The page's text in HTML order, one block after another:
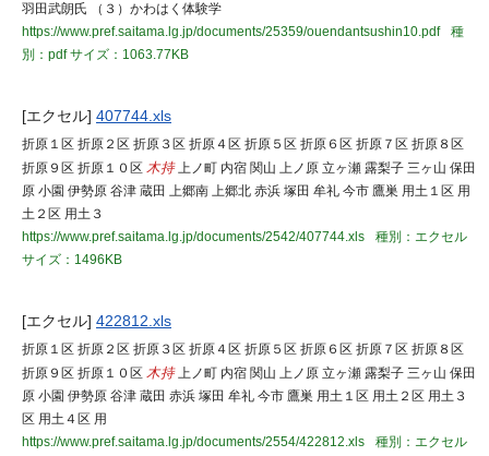
羽田武朗氏 （３）かわはく体験学
https://www.pref.saitama.lg.jp/documents/25359/ouendantsushin10.pdf
種
別：pdfサイズ：1063.77KB
[エクセル] 407744.xls
折原１区 折原２区 折原３区 折原４区 折原５区 折原６区 折原７区 折原８区
折原９区 折原１０区 木持上ノ町 内宿 関山 上ノ原 立ヶ瀬 露梨子 三ヶ山 保田
原 小園 伊勢原 谷津 蔵田 上郷南 上郷北 赤浜 塚田 牟礼 今市 鷹巣 用土１区 用
土２区 用土３
https://www.pref.saitama.lg.jp/documents/2542/407744.xls
種別：エクセル
サイズ：1496KB
[エクセル] 422812.xls
折原１区 折原２区 折原３区 折原４区 折原５区 折原６区 折原７区 折原８区
折原９区 折原１０区 木持上ノ町 内宿 関山 上ノ原 立ヶ瀬 露梨子 三ヶ山 保田
原 小園 伊勢原 谷津 蔵田 赤浜 塚田 牟礼 今市 鷹巣 用土１区 用土２区 用土３
区 用土４区 用
https://www.pref.saitama.lg.jp/documents/2554/422812.xls
種別：エクセル